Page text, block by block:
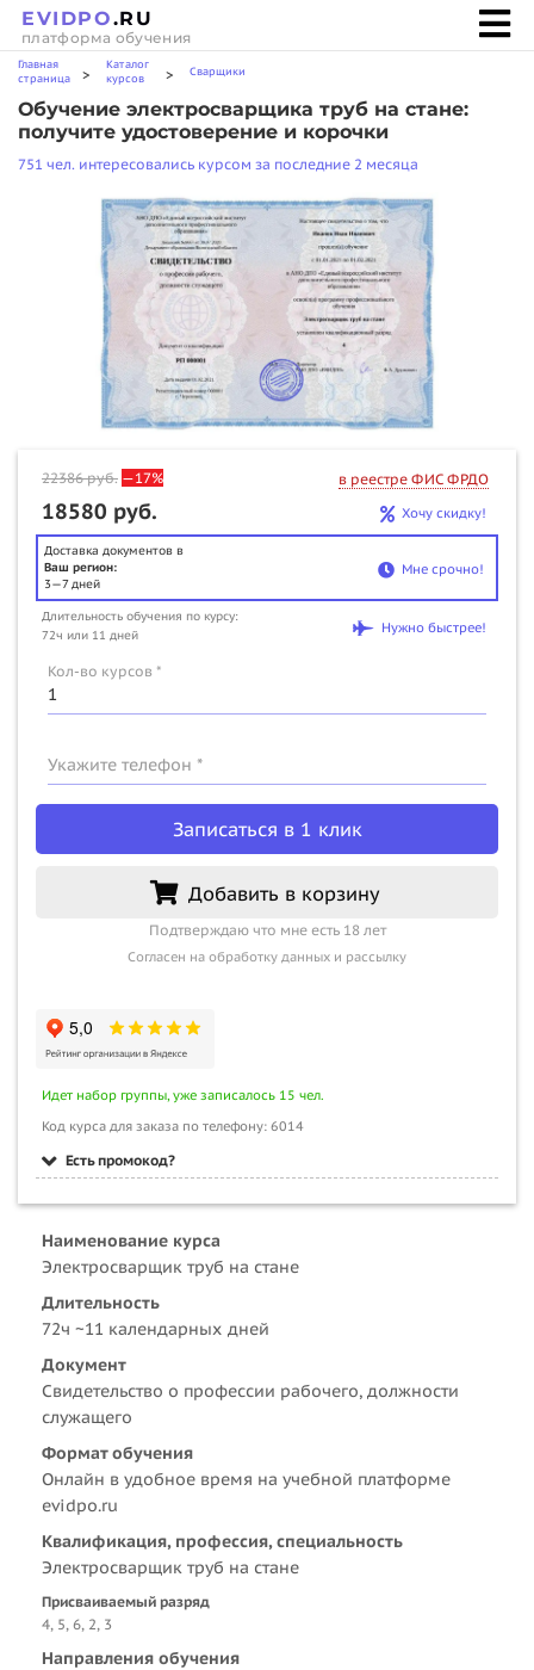
EVIDPO.RU
платформа обучения
Главная
страница
>
Каталог
курсов
> Сварщики
Обучение электросварщика труб на стане:
получите удостоверение и корочки
751 чел. интересовались курсом за последние 2 месяца
22386руб. —17% в реестре ФИС ФРДО
18580 руб. Хочу скидку!
Доставка документов в
Ваш регион:
3—7 дней
Мне срочно!
Длительность обучения по курсу:
72ч или 11 дней
Нужно быстрее!
Кол-во курсов *
Укажите телефон *
Записаться в 1 клик
Добавить в корзину
Подтверждаю что мне есть 18 лет
Согласен на обработку данных и рассылку
Идет набор группы, уже записалось 15 чел.
Код курса для заказа по телефону: 6014
Есть промокод?
Наименование курса
Электросварщик труб на стане
Длительность
72ч ~11 календарных дней
Документ
Свидетельство о профессии рабочего, должности
служащего
Формат обучения
Онлайн в удобное время на учебной платформе
evidpo.ru
Квалификация, профессия, специальность
Электросварщик труб на стане
Присваиваемый разряд
4, 5, 6, 2, 3
Направления обучения